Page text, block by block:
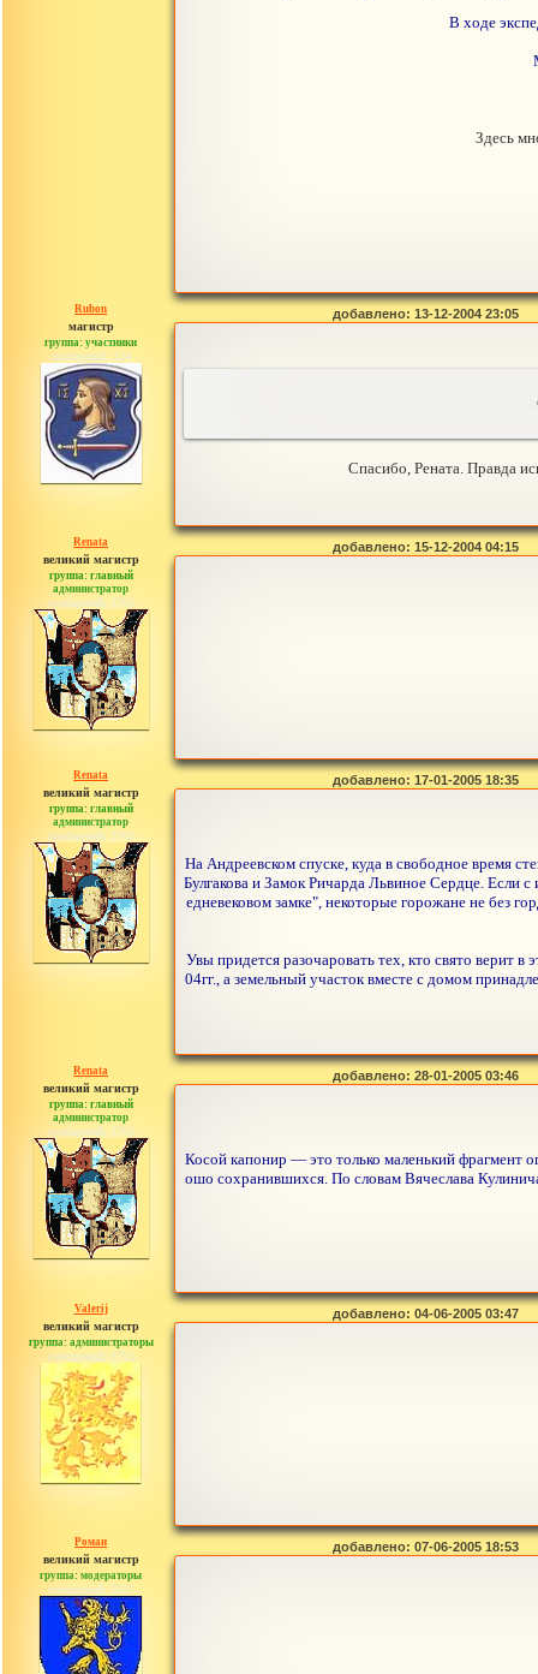
В ходе
Здесь
Rubon
магистр
группа: участники
сообщений: 324
добавлено: 13-12-2004 23:05
Спасибо, Рената. Правда
Renata
великий магистр
группа: главный
администратор
сообщений: 2765
добавлено: 15-12-2004 04:15
Renata
великий магистр
группа: главный
администратор
сообщений: 2765
добавлено: 17-01-2005 18:35
На Андреевском спуске, куда в свободное время
Булгакова и Замок Ричарда Львиное Сердце. Если
едневековом замке", некоторые горожане не без
Увы придется разочаровать тех, кто свято верит
04гг., а земельный участок вместе с домом
Renata
великий магистр
группа: главный
администратор
сообщений: 2765
добавлено: 28-01-2005 03:46
Косой капонир — это только маленький фрагмент
ошо сохранившихся. По словам Вячеслава
Valerij
великий магистр
группа: администраторы
сообщений: 3753
добавлено: 04-06-2005 03:47
Роман
великий магистр
группа: модераторы
сообщений: 1557
добавлено: 07-06-2005 18:53